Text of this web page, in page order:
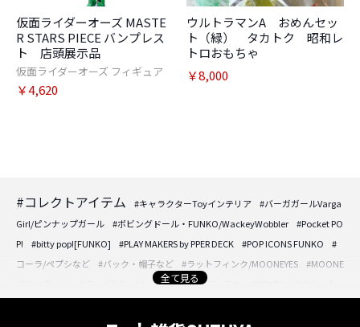
仮面ライダーオーズ MASTE
R STARS PIECE バンプレス
ト 店頭展示品
仮面ライダーオーズ フィギュア
￥4,620
ウルトラマンA おめんセッ
ト（緑） タカトク 昭和レ
トロおもちゃ
￥8,000
#コレクトアイテム #キャラクターToyインテリア
#バーガガールVarga
Girl/ピンナップガール
#ボビングドール・FUNKO/WackeyWobbler
#Pocket PO
P!
#bitty pop![FUNKO] #PLAY MAKERS by PPER DECK #POP ICONS FUNKO
#
コーラ/ペプシなど
#バック・帽子など #ラットフィンク/MOONEYES
#MOONE
#スヌーピー/PEANUTS #ディズニー/DISNEY
#フォトフレーム/壁掛けプレートなど
全て見る